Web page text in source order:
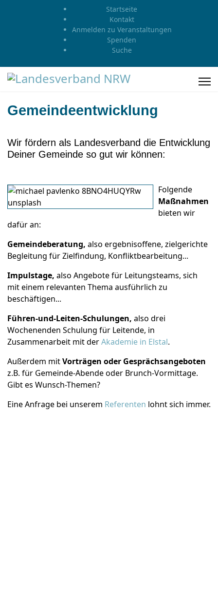
Startseite
Kontakt
Anmelden zu Veranstaltungen
Spenden
Suche
Gemeindeentwicklung
Wir fördern als Landesverband die Entwicklung
Deiner Gemeinde so gut wir können:
Folgende
Maßnahmen
bieten wir
dafür an:
Gemeindeberatung, also ergebnisoffene, zielgerichte
Begleitung für Zielfindung, Konfliktbearbeitung...
Impulstage, also Angebote für Leitungsteams, sich
mit einem relevanten Thema ausführlich zu
beschäftigen...
Führen-und-Leiten-Schulungen, also drei
Wochenenden Schulung für Leitende, in
Zusammenarbeit mit derAkademie in Elstal.
Außerdem mitVorträgen oder Gesprächsangeboten
z.B. für Gemeinde-Abende oder Brunch-Vormittage.
Gibt es Wunsch-Themen?
Eine Anfrage bei unserem Referenten lohnt sich immer.